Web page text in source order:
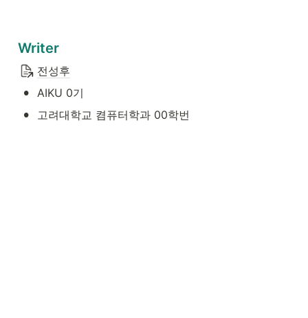
Writer
전성후
• AIKU 0기
• 고려대학교 켬퓨터학과 00학번